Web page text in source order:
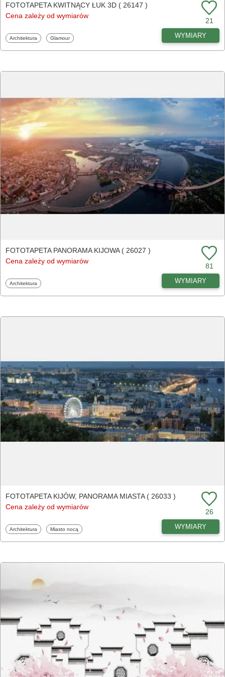
FOTOTAPETA KWITNĄCY ŁUK 3D ( 26147 )
Cena zależy od wymiarów
21
Fototapety
Architektura Fototapety
Glamour WYMIARY
FOTOTAPETA PANORAMA KIJOWA ( 26027 )
Cena zależy od wymiarów
81
Fototapety
Architektura WYMIARY
FOTOTAPETA KIJÓW, PANORAMA MIASTA ( 26033 )
Cena zależy od wymiarów
26
Fototapety
Architektura Fototapety
Miasto nocą WYMIARY